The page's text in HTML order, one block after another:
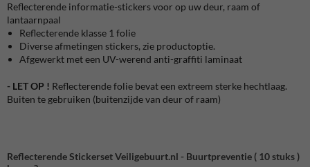
Reflecterende informatie-stickers voor op uw deur, raam of
lantaarnpaal
Reflecterende klasse 1 folie
Diverse afmetingen stickers, zie productoptie.
Afgewerkt met een UV-werend anti-graffiti laminaat
- LET OP ! Reflecterende folie bevat een extreem sterke hechtlaag.
Buiten te gebruiken (buitenzijde van deur of raam)
Reflecterende Stickerset Veiligebuurt.nl - Buurtpreventie ( 10 stuks )